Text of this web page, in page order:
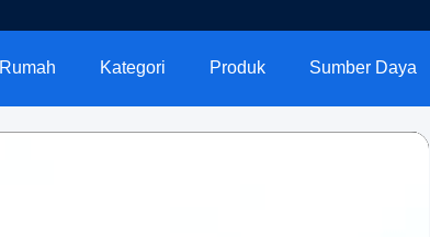
Rumah Kategori Produk Sumber Daya